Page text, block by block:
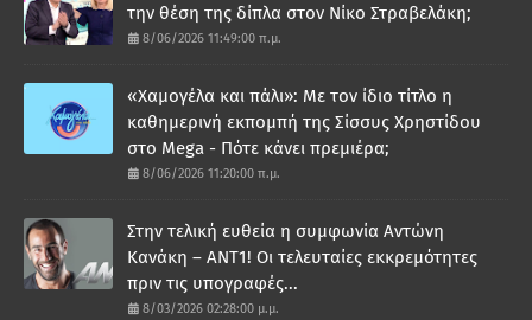
την θέση της δίπλα στον Νίκο Στραβελάκη;
8/06/2026 11:49:00 π.μ.
«Χαμογέλα και πάλι»: Με τον ίδιο τίτλο η
καθημερινή εκπομπή της Σίσσυς Χρηστίδου
στο Mega - Πότε κάνει πρεμιέρα;
8/06/2026 11:20:00 π.μ.
Στην τελική ευθεία η συμφωνία Αντώνη
Κανάκη – ΑΝΤ1! Οι τελευταίες εκκρεμότητες
πριν τις υπογραφές...
8/03/2026 02:28:00 μ.μ.